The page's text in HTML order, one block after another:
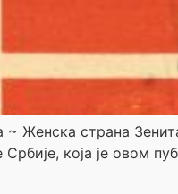
~ Женска страна
која је овом